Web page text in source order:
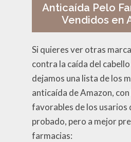
Anticaída Pelo
Vendidos en
Si quieres ver otras
contra la caída del
dejamos una lista de los
anticaída de Amazon,
favorables de los usarios
probado, pero a mejor
farmacias: